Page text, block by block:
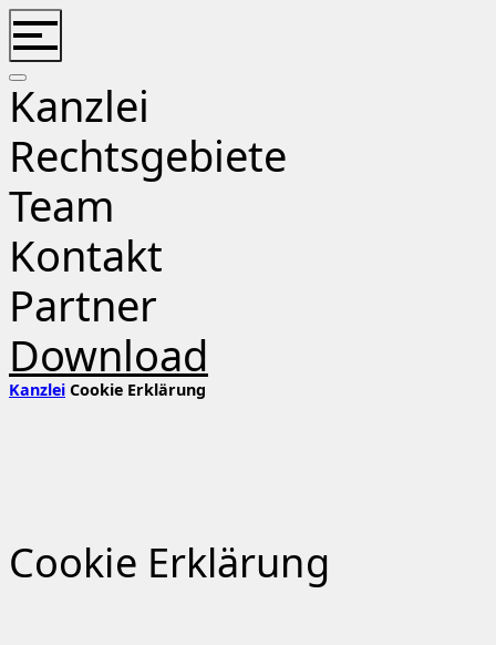
Zum
Inhalt
springen
Kanzlei
Rechtsgebiete
Team
Kontakt
Partner
Download
Kanzlei Cookie Erklärung
Cookie Erklärung